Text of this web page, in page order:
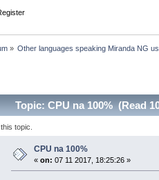
» Other languages speaking Miranda NG
Topic: CPU na 100% (Read
topic.
CPU na 100%
« on: 07 11 2017, 18:25:26 »